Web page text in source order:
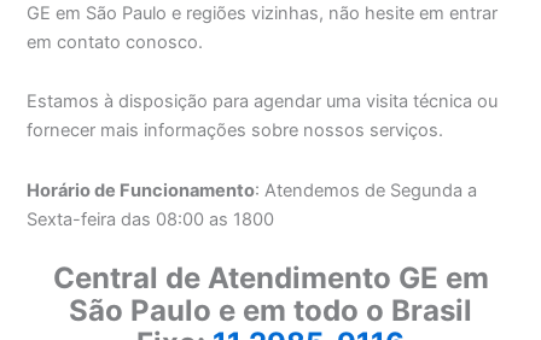
GE em São Paulo e regiões vizinhas, não hesite em entrar
em contato conosco.
Estamos à disposição para agendar uma visita técnica ou
fornecer mais informações sobre nossos serviços.
Horário de Funcionamento: Atendemos de Segunda a
Sexta-feira das 08:00 as 1800
Central de Atendimento GE em
São Paulo e em todo o Brasil